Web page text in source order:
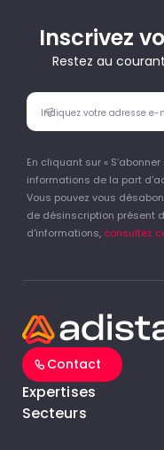
Inscrivez
Restez au
En cliquant sur «
informations de la part
Vous pouvez vous
de désinscription présent
d'informations, consultez
Contact
Expertises
Secteurs